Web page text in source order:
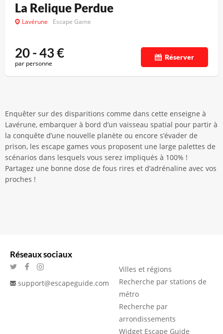
La Relique Perdue
Lavérune Escape Game
20 - 43€
par personne
Réserver
Enquêter sur des disparitions comme dans cette enseigne à
Lavérune, embarquer à bord d’un vaisseau spatial pour partir à
la conquête d’une nouvelle planète ou encore s’évader de
prison, les escape games vous proposent une large palettes de
scénarios dans lesquels vous serez impliqués à 100% !
Partagez une bonne dose de fous rires et d’adrénaline avec vos
proches !
Réseaux sociaux
support@escapeguide.com
Villes et régions
Recherche par stations de
métro
Recherche par
arrondissements
Widget Escape Guide